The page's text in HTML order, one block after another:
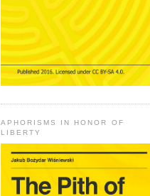
APHORISMS IN HONOR OF
LIBERTY